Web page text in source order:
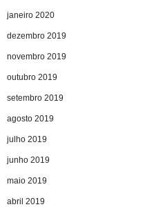
janeiro 2020
dezembro 2019
novembro 2019
outubro 2019
setembro 2019
agosto 2019
julho 2019
junho 2019
maio 2019
abril 2019